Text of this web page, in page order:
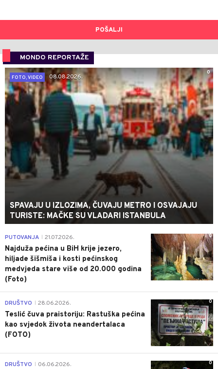
POŠALJI
MONDO REPORTAŽE
0
FOTO, VIDEO
08.08.2026.
SPAVAJU U IZLOZIMA, ČUVAJU METRO I OSVAJAJU
TURISTE: MAČKE SU VLADARI ISTANBULA
0
PUTOVANJA 21.07.2026.
Najduža pećina u BiH krije jezero,
hiljade šišmiša i kosti pećinskog
medvjeda stare više od 20.000 godina
(Foto)
0
DRUŠTVO 28.06.2026.
Teslić čuva praistoriju: Rastuška pećina
kao svjedok života neandertalaca
(FOTO)
0
DRUŠTVO 06.06.2026.